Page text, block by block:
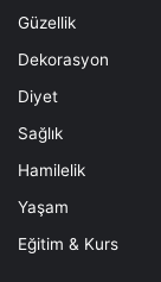
Güzellik
Dekorasyon
Diyet
Sağlık
Hamilelik
Yaşam
Eğitim & Kurs